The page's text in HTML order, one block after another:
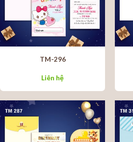
TM-296
Liên hệ